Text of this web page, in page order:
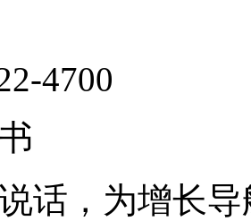
4700
话，为增长导